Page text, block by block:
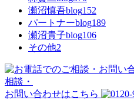
瀬沼慎吾blog152
パートナーblog189
瀬沼貴子blog106
その他2
相談・
お問い合わせはこちら